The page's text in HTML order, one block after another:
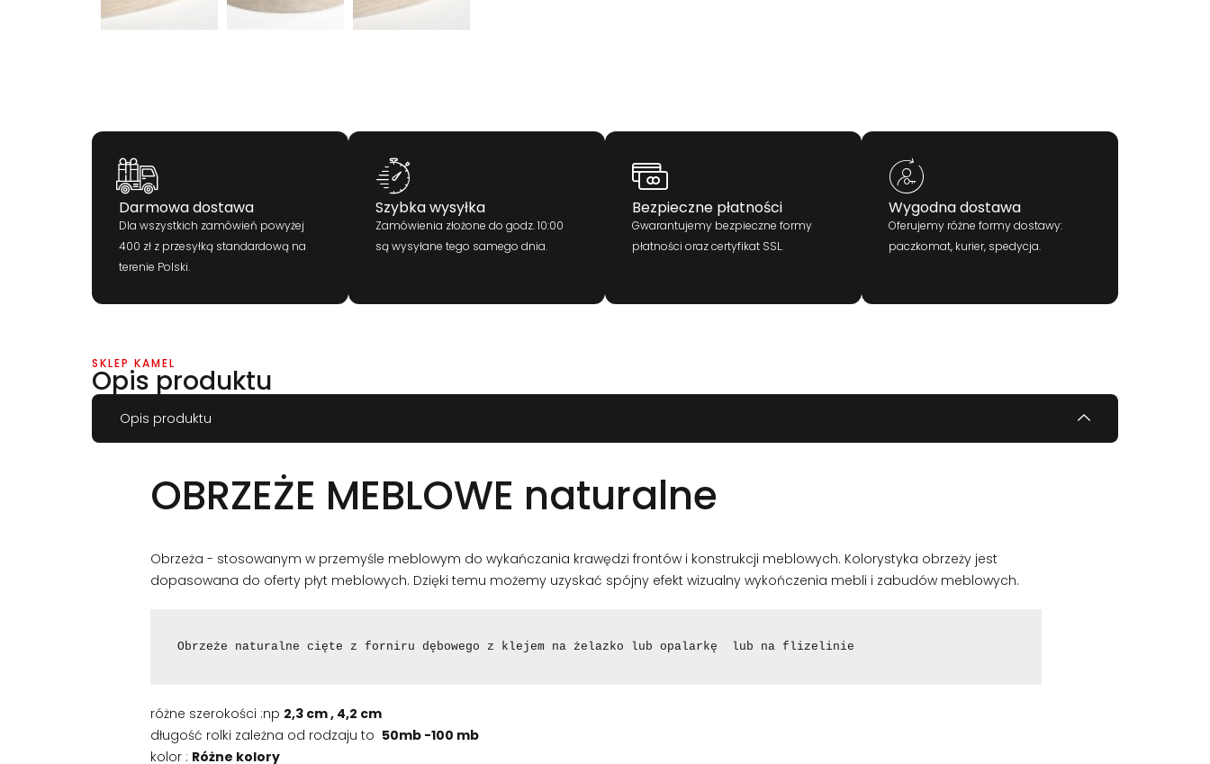
Darmowa dostawa
Dla wszystkich zamówień powyżej
400 zł z przesyłką standardową na
terenie Polski.
Szybka wysyłka
Zamówienia złożone do godz. 10:00
są wysyłane tego samego dnia.
Bezpieczne płatności
Gwarantujemy bezpieczne formy
płatności oraz certyfikat SSL.
Wygodna dostawa
Oferujemy różne formy dostawy:
paczkomat, kurier, spedycja.
SKLEP KAMEL
Opis produktu
Opis produktu
OBRZEŻE MEBLOWE naturalne
Obrzeża - stosowanym w przemyśle meblowym do wykańczania krawędzi frontów i konstrukcji meblowych. Kolorystyka obrzeży jest
dopasowana do oferty płyt meblowych. Dzięki temu możemy uzyskać spójny efekt wizualny wykończenia mebli i zabudów meblowych.
Obrzeże naturalne cięte z forniru dębowego z klejem na żelazko lub opalarkę  lub na flizelinie
różne szerokości :np 2,3 cm , 4,2 cm
długość rolki zależna od rodzaju to 50mb -100 mb
kolor : Różne kolory